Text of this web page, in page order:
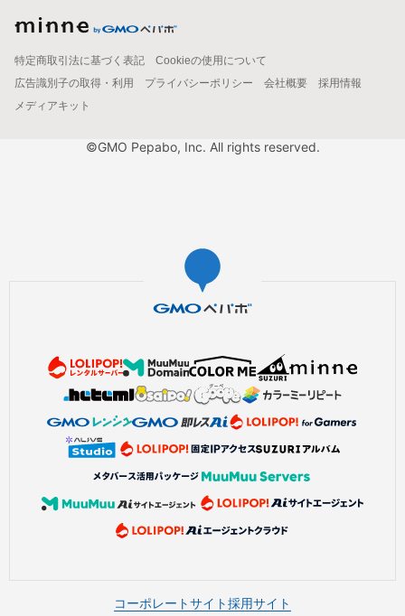
特定商取引法に基づく表記
Cookieの使用について
広告識別子の取得・利用
プライバシーポリシー 会社概要
採用情報
メディアキット
©GMO Pepabo, Inc. All rights reserved.
コーポレートサイト採用サイト